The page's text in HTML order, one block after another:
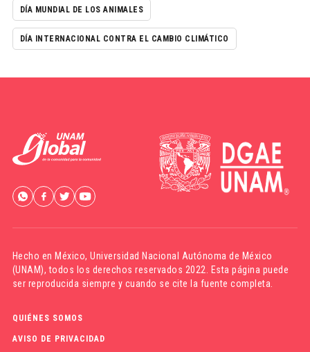
DÍA MUNDIAL DE LOS ANIMALES
DÍA INTERNACIONAL CONTRA EL CAMBIO CLIMÁTICO
Hecho en México,Universidad Nacional Autónoma de México
(UNAM), todos los derechos reservados 2022. Esta página puede
ser reproducida siempre y cuando se cite la fuente completa.
QUIÉNES SOMOS
AVISO DE PRIVACIDAD